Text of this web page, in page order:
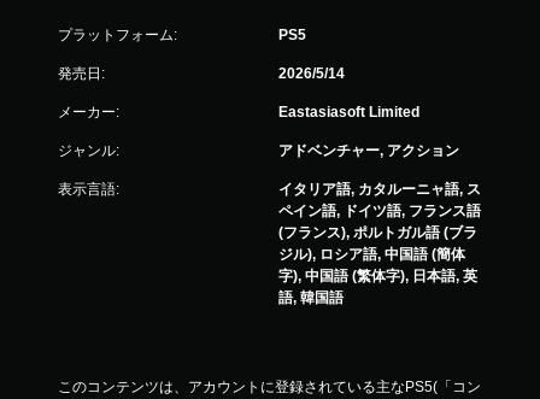
プラットフォーム: PS5
発売日: 2026/5/14
メーカー: Eastasiasoft Limited
ジャンル: アドベンチャー, アクション
表示言語:
イタリア語, カタルーニャ語, ス
ペイン語, ドイツ語, フランス語
(フランス), ポルトガル語 (ブラ
ジル), ロシア語, 中国語 (簡体
字), 中国語 (繁体字), 日本語, 英
語, 韓国語
このコンテンツは、アカウントに登録されている主なPS5(「コン